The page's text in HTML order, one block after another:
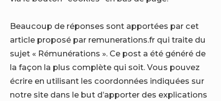
Beaucoup de réponses sont apportées par cet
article proposé par remunerations.fr qui traite du
sujet « Rémunérations ». Ce post a été généré de
la façon la plus complète qui soit. Vous pouvez
écrire en utilisant les coordonnées indiquées sur
notre site dans le but d’apporter des explications